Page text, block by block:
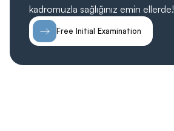
kadromuzla sağlığınız emin ellerde!
Free Initial Examination